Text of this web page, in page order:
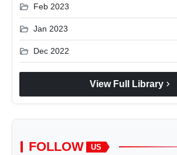
folder_open Feb 2023
folder_open Jan 2023
folder_open Dec 2022
View Full Library chevron_right
FOLLOW US